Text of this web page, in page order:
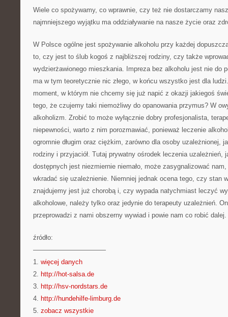
Wiele co spożywamy, co wprawnie, czy też nie dostarczamy
najmniejszego wyjątku ma oddziaływanie na nasze życie oraz
W Polsce ogólne jest spożywanie alkoholu przy każdej
to, czy jest to ślub kogoś z najbliższej rodziny, czy także
wydzierżawionego mieszkania. Impreza bez alkoholu jest nie do
ma w tym teoretycznie nic złego, w końcu wszystko jest dla
moment, w którym nie chcemy się już napić z okazji jakiegoś
tego, że czujemy taki niemożliwy do opanowania przymus? W
alkoholizm. Zrobić to może wyłącznie dobry profesjonalista,
niepewności, warto z nim porozmawiać, ponieważ leczenie
ogromnie długim oraz ciężkim, zarówno dla osoby uzależnionej,
rodziny i przyjaciół. Tutaj prywatny ośrodek leczenia uzależnień,
dostępnych jest niezmiernie niemało, może zasygnalizować
wkradać się uzależnienie. Niemniej jednak ocena tego, czy stan
znajdujemy jest już chorobą i, czy wypada natychmiast leczyć
alkoholowe, należy tylko oraz jedynie do terapeuty uzależnień.
przeprowadzi z nami obszerny wywiad i powie nam co robić dalej.
źródło:
———————————
1. więcej danych
2. http://hot-salsa.de
3. http://hsv-nordstars.de
4. http://hundehilfe-limburg.de
5. zobacz wszystkie